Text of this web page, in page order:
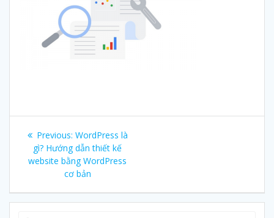
Post
navigation
Previous: Previous
post:
WordPress là
gì? Hướng dẫn thiết kế
website bằng WordPress
cơ bản